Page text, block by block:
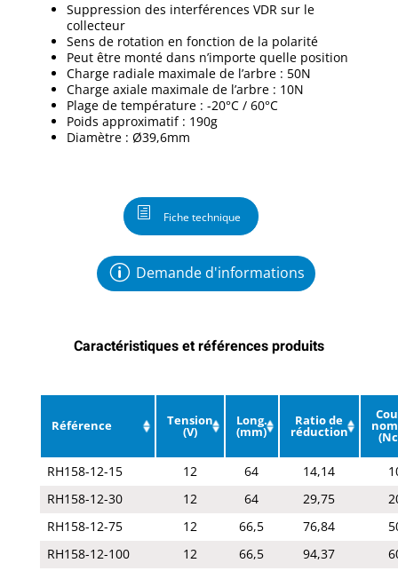
Suppression des interférences VDR sur le
collecteur
Sens de rotation en fonction de la polarité
Peut être monté dans n’importe quelle position
Charge radiale maximale de l’arbre : 50N
Charge axiale maximale de l’arbre : 10N
Plage de température : -20°C / 60°C
Poids approximatif : 190g
Diamètre : Ø39,6mm
Fiche technique
Demande d'informations
Caractéristiques et références produits
Référence Tension
(V)
Long.
(mm)
Ratio de
réduction
RH158-12-15 12 64 14,14
RH158-12-30
12 64 29,75
RH158-12-75
12 66,5 76,84
RH158-12-100
12 66,5 94,37